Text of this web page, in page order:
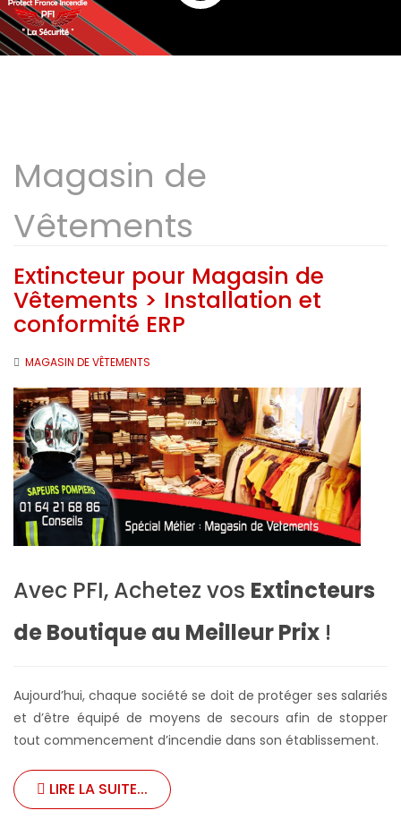
Magasin de
Vêtements
Extincteur pour Magasin de
Vêtements > Installation et
conformité ERP
MAGASIN DE VÊTEMENTS
Avec PFI, Achetez vos Extincteurs
de Boutique au Meilleur Prix !
Aujourd’hui, chaque société se doit de protéger ses salariés
et d’être équipé de moyens de secours afin de stopper
tout commencement d’incendie dans son établissement.
LIRE LA SUITE...